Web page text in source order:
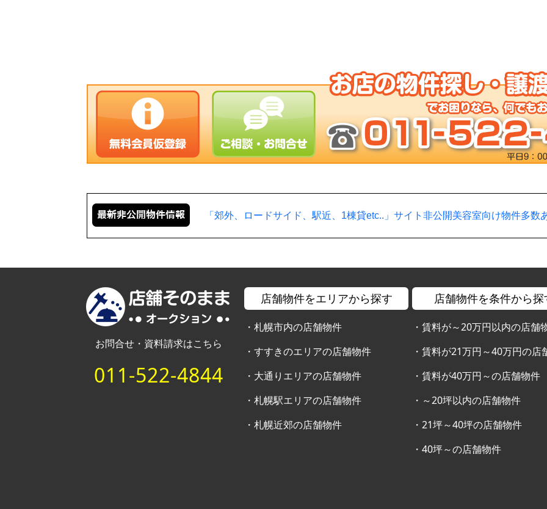
「郊外、ロードサイド、駅近、1棟貸etc..」サイト非公開美容室向け物件多
お問合せ・資料請求はこちら
011-522-4844
店舗物件をエリアから探す
・札幌市内の店舗物件
・すすきのエリアの店舗物件
・ 大通りエリアの店舗物件
・札幌駅エリアの店舗物件
・札幌近郊の店舗物件
店舗物件を条件から探
・賃料が～20万円以内の店舗
・賃料が21万円～40万円の店
・賃料が40万円～の店舗物件
・ ～20坪以内の店舗物件
・21坪～40坪の店舗物件
・40坪～の店舗物件